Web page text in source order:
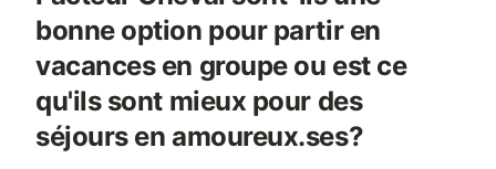
bonne option pour partir en
vacances en groupe ou est ce
qu'ils sont mieux pour des
séjours en amoureux.ses?